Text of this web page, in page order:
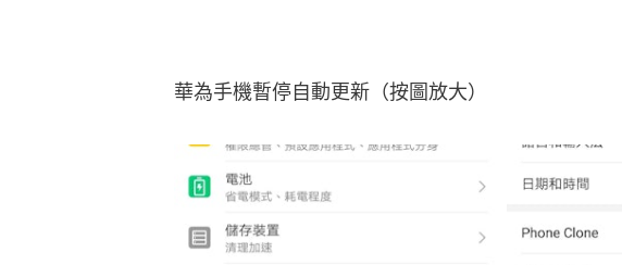
華為手機暫停自動更新（按圖放大）